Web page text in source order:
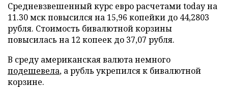
Средневзвешенный курс евро расчетами today на
11.30 мск повысился на 15,96 копейки до 44,2803
рубля. Стоимость бивалютной корзины
повысилась на 12 копеек до 37,07 рубля.
В среду американская валюта немного
подешевела, а рубль укрепился к бивалютной
корзине.